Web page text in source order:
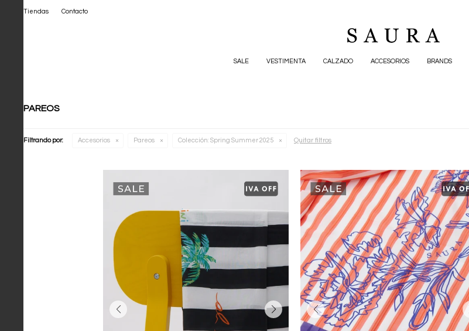
SALE VESTIMENTA CALZADO ACCESORIOS BRANDS
Tiendas Contacto
PAREOS
Filtrando por: Accesorios Pareos Colección: Spring Summer 2025 Quitar filtros